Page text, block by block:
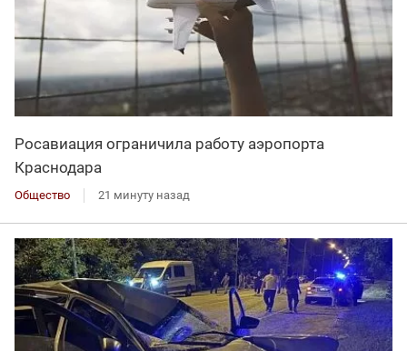
Росавиация ограничила работу аэропорта
Краснодара
Общество 21 минуту назад